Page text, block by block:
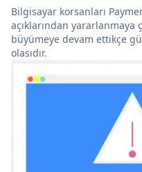
Bilgisayar korsanları
açıklarından
büyümeye devam ettikçe
olasıdır.